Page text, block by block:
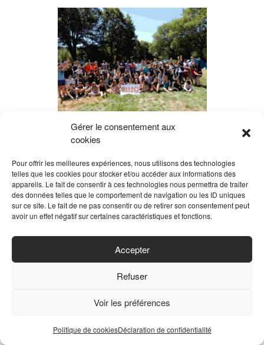
Gérer le consentement aux
cookies
Pour offrir les meilleures expériences, nous utilisons des technologies
telles que les cookies pour stocker et/ou accéder aux informations des
appareils. Le fait de consentir à ces technologies nous permettra de traiter
des données telles que le comportement de navigation ou les ID uniques
sur ce site. Le fait de ne pas consentir ou de retirer son consentement peut
avoir un effet négatif sur certaines caractéristiques et fonctions.
Accepter
Refuser
Voir les préférences
Politique de cookiesDéclaration de confidentialité
JOURNEE ADOS – C’était le 26
La Montagne en parle. Cette année les structures
jeunesse du réseau ALISO proposaient une journée
sportive et culturelle aux adolescents de Creuse. Au
programme : découverte de La Souterraine le…
En savoir plus »